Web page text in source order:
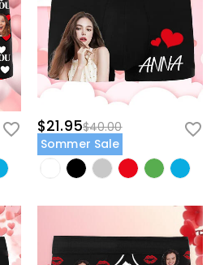
$21.95$40.00
Sommer Sale